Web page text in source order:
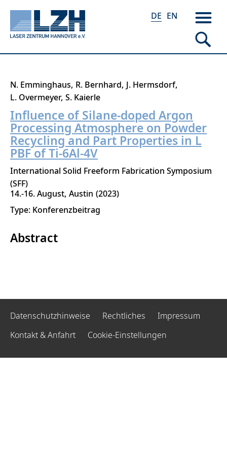
Direkt
zum
Inhalt
DE EN
N. Emminghaus R. Bernhard J. Hermsdorf
L. Overmeyer S. Kaierle
Influence of Silane-doped Argon
Processing Atmosphere on Powder
Recycling and Part Properties in L
PBF of Ti-6Al-4V
International Solid Freeform Fabrication Symposium
(SFF)
14.-16. August Austin 2023
Type: Konferenzbeitrag
Abstract
Datenschutzhinweise Rechtliches
Impressum
Kontakt & Anfahrt
Cookie-Einstellungen